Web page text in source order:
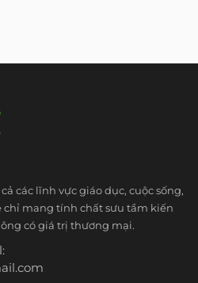
các lĩnh vực giáo dục, cuộc sống,
chỉ mang tính chất sưu tầm kiến
có giá trị thương mại.